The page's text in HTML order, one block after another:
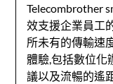
Telecombrother
效支援企業員工
所未有的傳輸速
體驗,包括數位化
議以及流暢的遙